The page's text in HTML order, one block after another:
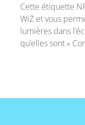
Cette étiquette
WiZ et vous
lumières dans
qu’elles sont «